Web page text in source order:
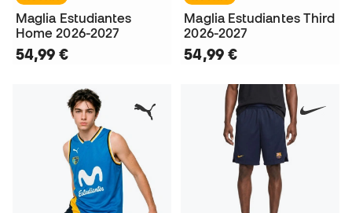
Maglia Estudiantes
Home 2026-2027
54,99 €
Maglia Estudiantes Third
2026-2027
54,99 €